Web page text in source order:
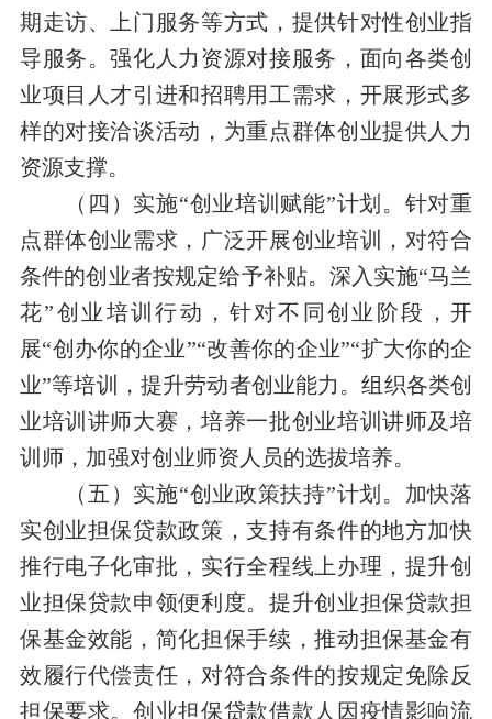
期走访、上门服务等方式，提供针对性创业指
导服务。强化人力资源对接服务，面向各类创
业项目人才引进和招聘用工需求，开展形式多
样的对接洽谈活动，为重点群体创业提供人力
资源支撑。
（四）实施“创业培训赋能”计划。针对重
点群体创业需求，广泛开展创业培训，对符合
条件的创业者按规定给予补贴。深入实施“马兰
花”创业培训行动，针对不同创业阶段，开
展“创办你的企业”“改善你的企业”“扩大你的企
业”等培训，提升劳动者创业能力。组织各类创
业培训讲师大赛，培养一批创业培训讲师及培
训师，加强对创业师资人员的选拔培养。
（五）实施“创业政策扶持”计划。加快落
实创业担保贷款政策，支持有条件的地方加快
推行电子化审批，实行全程线上办理，提升创
业担保贷款申领便利度。提升创业担保贷款担
保基金效能，简化担保手续，推动担保基金有
效履行代偿责任，对符合条件的按规定免除反
担保要求。创业担保贷款借款人因疫情影响流